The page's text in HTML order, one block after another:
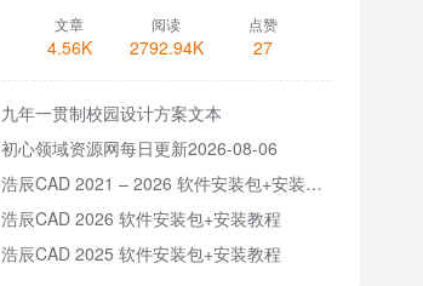
文章
4.56K
阅读
2792.94K
点赞
27
九年一贯制校园设计方案文本
初心领域资源网每日更新2026-08-06
浩辰CAD 2021 – 2026 软件安装包+安装教程
浩辰CAD 2026 软件安装包+安装教程
浩辰CAD 2025 软件安装包+安装教程